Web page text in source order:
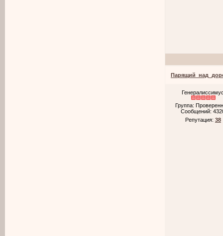
Группа:
Сообщений:
Репутация: 38